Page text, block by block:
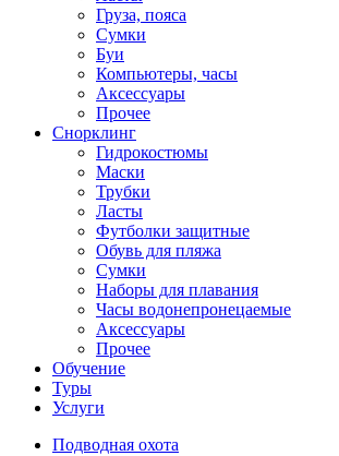
Груза, пояса
Сумки
Буи
Компьютеры, часы
Аксессуары
Прочее
Снорклинг
Гидрокостюмы
Маски
Трубки
Ласты
Футболки защитные
Обувь для пляжа
Сумки
Наборы для плавания
Часы водонепронецаемые
Аксессуары
Прочее
Обучение
Туры
Услуги
Подводная охота